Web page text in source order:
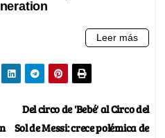
Del circo de 'Bebé' al Circo del
Sol de Messi: crece polémica de